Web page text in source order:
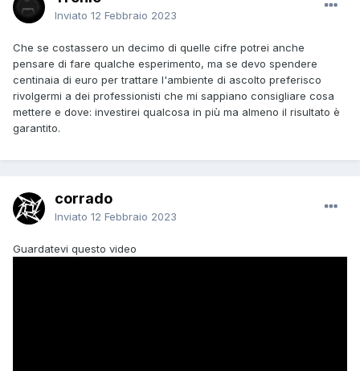
Inviato 12 Febbraio 2023
Che se costassero un decimo di quelle cifre potrei anche
pensare di fare qualche esperimento, ma se devo spendere
centinaia di euro per trattare l'ambiente di ascolto preferisco
rivolgermi a dei professionisti che mi sappiano consigliare cosa
mettere e dove: investirei qualcosa in più ma almeno il risultato è
garantito.
corrado
Inviato 12 Febbraio 2023
Guardatevi questo video